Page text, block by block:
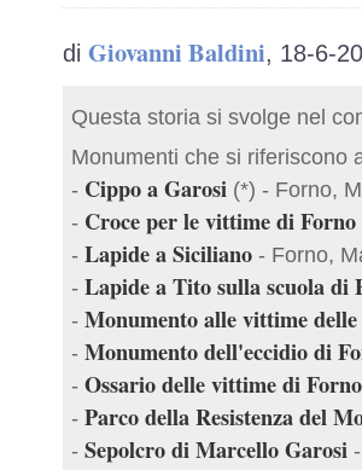
di Giovanni Baldini, 18-6-
Questa storia si svolge nel
Monumenti che si riferiscono
- Cippo a Garosi (*) - Forno,
- Croce per le vittime di Forno
- Lapide a Siciliano - Forno,
- Lapide a Tito sulla scuola di
- Monumento alle vittime
- Monumento dell'eccidio di
- Ossario delle vittime di Forno
- Parco della Resistenza del
- Sepolcro di Marcello Garosi